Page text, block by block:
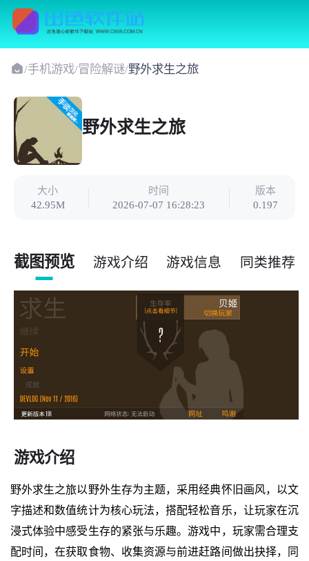
/手机游戏/冒险解谜/野外求生之旅
野外求生之旅
大小
42.95M
时间
2026-07-07 16:28:23
版本
0.197
截图预览 游戏介绍 游戏信息 同类推荐
游戏介绍
野外求生之旅以野外生存为主题，采用经典怀旧画风，以文
字描述和数值统计为核心玩法，搭配轻松音乐，让玩家在沉
浸式体验中感受生存的紧张与乐趣。游戏中，玩家需合理支
配时间，在获取食物、收集资源与前进赶路间做出抉择，同